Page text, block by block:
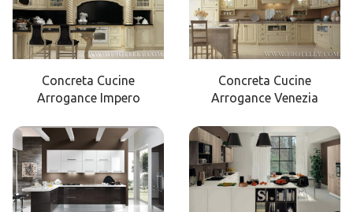
Concreta Cucine
Arrogance Impero
Concreta Cucine
Arrogance Venezia